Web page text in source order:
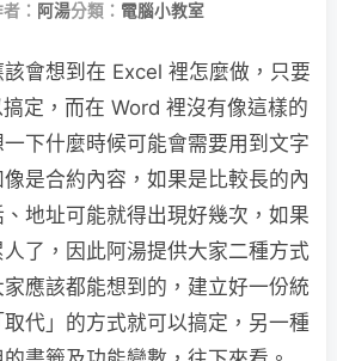
： 阿湯分類： 電腦小教室
會想到在 Excel 裡怎麼做，只要
定，而在 Word 裡沒有像這樣的
下什麼時候可能會需要用到文字
是合約內容，如果是比較長的內
地址可能就得出現好幾次，如果
了，因此阿湯提供大家二種方式
應該都能想到的，建立好一份統
代」的方式就可以搞定，另一種